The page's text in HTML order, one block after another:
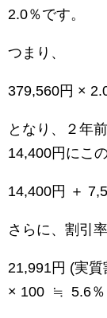
2.0％です。
つまり、
379,560円 ×
となり、２年
14,400円にこ
14,400円 ＋
さらに、割引
21,991円 (実
× 100 ≒ 5.6％